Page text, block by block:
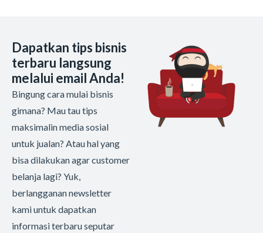
Dapatkan tips bisnis
terbaru langsung
melalui email Anda!
Bingung cara mulai bisnis
gimana? Mau tau tips
maksimalin media sosial
untuk jualan? Atau hal yang
bisa dilakukan agar customer
belanja lagi? Yuk,
berlangganan newsletter
kami untuk dapatkan
informasi terbaru seputar